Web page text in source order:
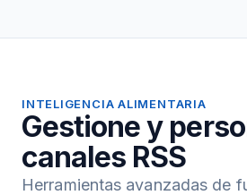
INTELIGENCIA ALIMENTARIA
Gestione y
canales RSS
Herramientas avanzadas de